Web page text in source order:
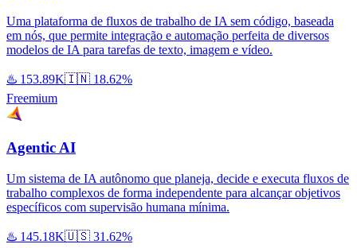
Uma plataforma de fluxos de trabalho de IA sem código, baseada
em nós, que permite integração e automação perfeita de diversos
modelos de IA para tarefas de texto, imagem e vídeo.
♨️ 153.89K🇮🇳 18.62%
Freemium
Agentic AI
Um sistema de IA autônomo que planeja, decide e executa fluxos de
trabalho complexos de forma independente para alcançar objetivos
específicos com supervisão humana mínima.
♨️ 145.18K🇺🇸 31.62%